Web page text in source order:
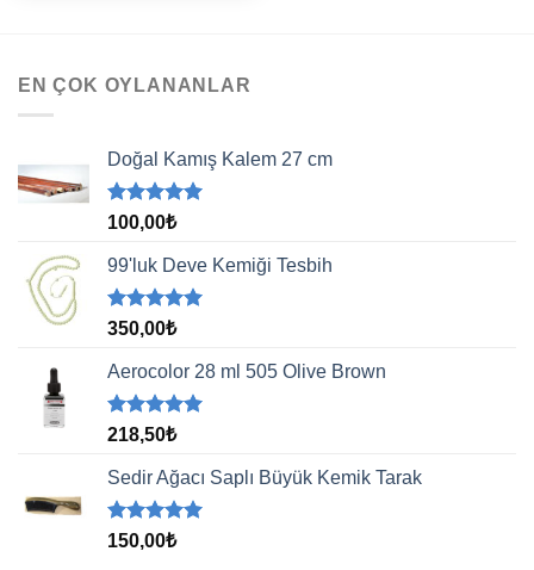
EN ÇOK OYLANANLAR
Doğal Kamış Kalem 27 cm
5 üzerinden
aldı
100,00₺
99'luk Deve Kemiği Tesbih
5 üzerinden
aldı
350,00₺
Aerocolor 28 ml 505 Olive Brown
5 üzerinden
aldı
218,50₺
Sedir Ağacı Saplı Büyük Kemik Tarak
5 üzerinden
150,00₺